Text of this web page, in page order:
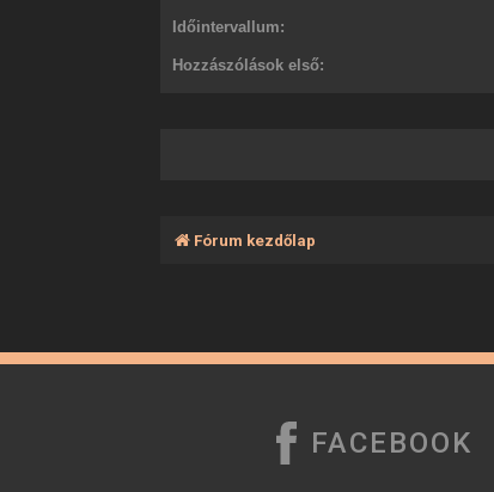
Időintervallum:
Hozzászólások első:
Fórum kezdőlap
FACEBOOK